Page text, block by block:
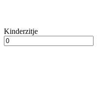
Kinderzitje